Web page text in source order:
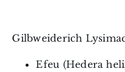
Gilbweiderich
Efeu (Hedera